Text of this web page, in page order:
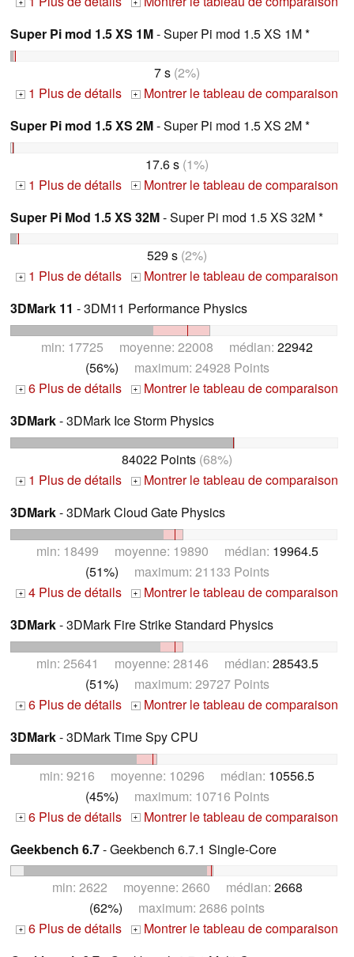
+ +
Super Pi mod 1.5 XS 1M- Super Pi mod 1.5 XS 1M *
7 s (2%)
+ 1 Plus de détails + Montrer le tableau de comparaison
Super Pi mod 1.5 XS 2M- Super Pi mod 1.5 XS 2M *
17.6 s (1%)
+ 1 Plus de détails + Montrer le tableau de comparaison
Super Pi Mod 1.5 XS 32M- Super Pi mod 1.5 XS 32M *
529 s (2%)
+ 1 Plus de détails + Montrer le tableau de comparaison
3DMark 11 - 3DM11 Performance Physics
min: 17725 moyenne: 22008 médian: 22942
(56%) maximum: 24928 Points
+ 6 Plus de détails + Montrer le tableau de comparaison
3DMark- 3DMark Ice Storm Physics
84022 Points (68%)
+ 1 Plus de détails + Montrer le tableau de comparaison
3DMark- 3DMark Cloud Gate Physics
min: 18499 moyenne: 19890 médian: 19964.5
(51%) maximum: 21133 Points
+ 4 Plus de détails + Montrer le tableau de comparaison
3DMark- 3DMark Fire Strike Standard Physics
min: 25641 moyenne: 28146 médian: 28543.5
(51%) maximum: 29727 Points
+ 6 Plus de détails + Montrer le tableau de comparaison
3DMark- 3DMark Time Spy CPU
min: 9216 moyenne: 10296 médian: 10556.5
(45%) maximum: 10716 Points
+ 6 Plus de détails + Montrer le tableau de comparaison
Geekbench 6.7- Geekbench 6.7.1 Single-Core
min: 2622 moyenne: 2660 médian: 2668
(62%) maximum: 2686 points
+ 6 Plus de détails + Montrer le tableau de comparaison